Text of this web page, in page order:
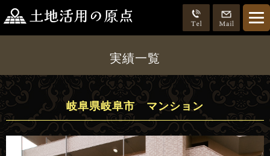
実績一覧
岐阜県岐阜市 マンション